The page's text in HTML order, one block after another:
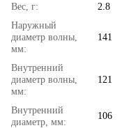
Вес, г:
2.8
Наружный
диаметр волны,
мм:
141
Внутренний
диаметр волны,
мм:
121
Внутренний
диаметр, мм:
106